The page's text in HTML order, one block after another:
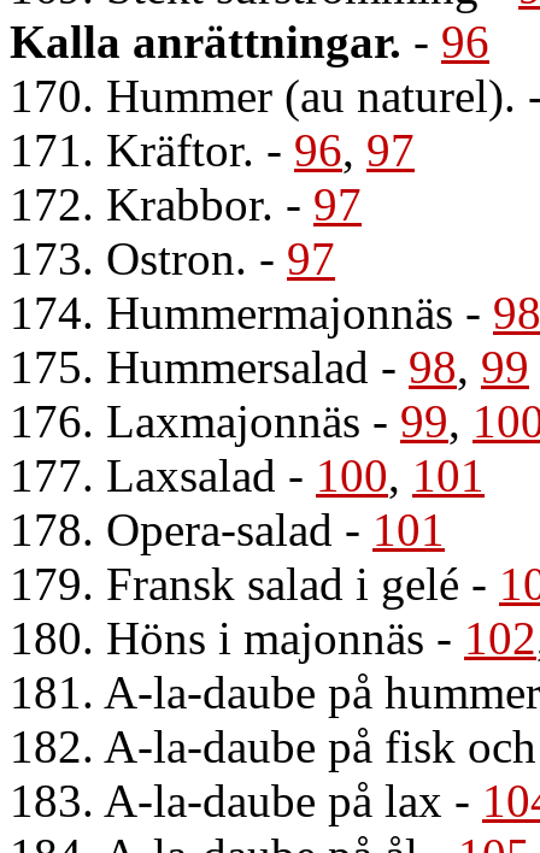
Kalla anrättningar. - 96
170. Hummer (au naturel).
171. Kräftor. - 96, 97
172. Krabbor. - 97
173. Ostron. - 97
174. Hummermajonnäs - 98
175. Hummersalad - 98, 99
176. Laxmajonnäs - 99,
177. Laxsalad - 100, 101
178. Opera-salad - 101
179. Fransk salad i gelé -
180. Höns i majonnäs - 102
181. A-la-daube på hummer
182. A-la-daube på fisk
183. A-la-daube på lax -